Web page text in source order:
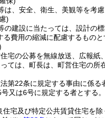
は、安全、衛生、美観等を考
)
の建設に当たっては、設計の
費用の縮減に配慮するものと
宅の公募を無線放送、広報紙
ては、町長は、町営住宅の所
第22条に規定する事由に係る
又は6号に規定する者とする。
住宅及び特定公共賃貸住宅を除